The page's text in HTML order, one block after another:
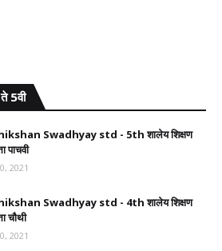
5वी
Swadhyay std - 5th शालेय शिक्षण
पाचवी
2021
Swadhyay std - 4th शालेय शिक्षण
चौथी
2021